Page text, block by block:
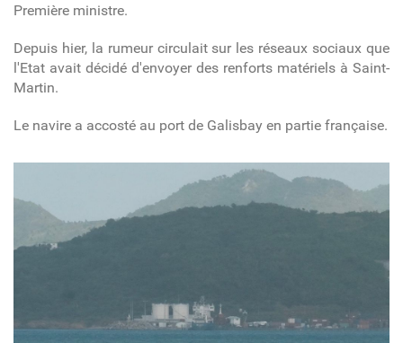
Première ministre.
Depuis hier, la rumeur circulait sur les réseaux sociaux que
l'Etat avait décidé d'envoyer des renforts matériels à Saint-
Martin.
Le navire a accosté au port de Galisbay en partie française.